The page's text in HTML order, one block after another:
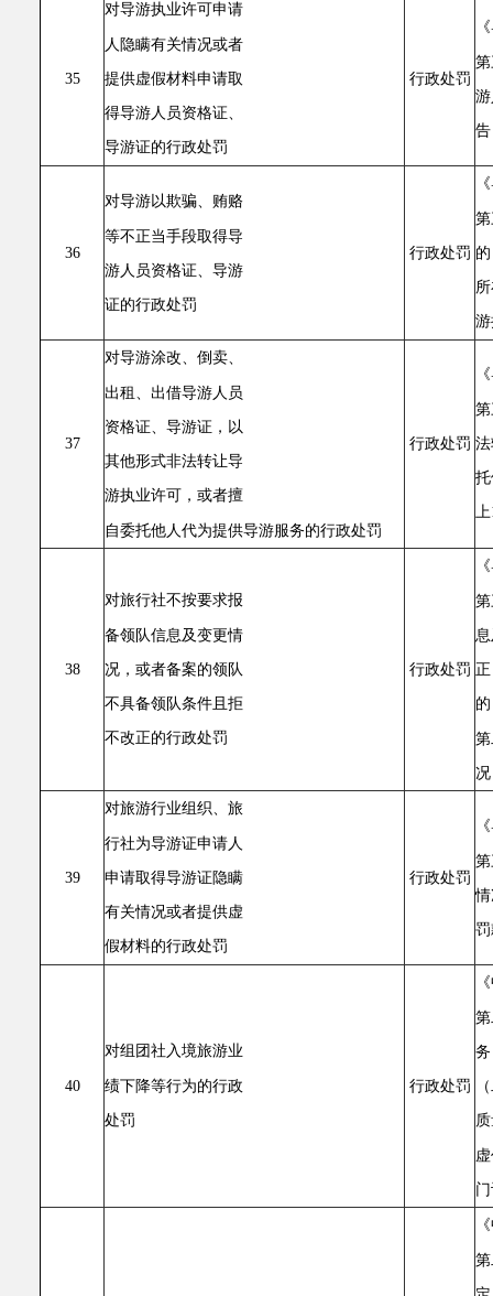
35
对导游执业许可申请
人隐瞒有关情况或者
提供虚假材料申请取
得导游人员资格证、
导游证的行政处罚
行政处罚
36
对导游以欺骗、贿赂
等不正当手段取得导
游人员资格证、导游
证的行政处罚
行政处罚
37
对导游涂改、倒卖、
出租、出借导游人员
资格证、导游证，以
其他形式非法转让导
游执业许可，或者擅
自委托他人代为提供导游服务的行政处罚
行政处罚
38
对旅行社不按要求报
备领队信息及变更情
况，或者备案的领队
不具备领队条件且拒
不改正的行政处罚
行政处罚
39
对旅游行业组织、旅
行社为导游证申请人
申请取得导游证隐瞒
有关情况或者提供虚
假材料的行政处罚
行政处罚
40
对组团社入境旅游业
绩下降等行为的行政
处罚
行政处罚